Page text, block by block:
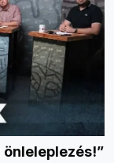
önleleplezés!”